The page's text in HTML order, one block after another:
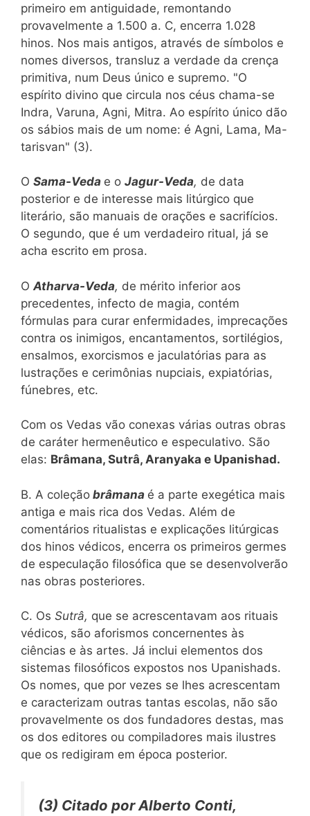
primeiro em antiguidade, remontando
provavelmente a 1.500 a. C, encerra 1.028
hinos. Nos mais antigos, através de símbolos e
nomes diversos, transluz a verdade da crença
primitiva, num Deus único e supremo. "O
espírito divino que circula nos céus chama-se
Indra, Varuna, Agni, Mitra. Ao espírito único dão
os sábios mais de um nome: é Agni, Lama, Ma-
tarisvan" (3).
O Sama-Veda e o Jagur-Veda, de data
posterior e de interesse mais litúrgico que
literário, são manuais de orações e sacrifícios.
O segundo, que é um verdadeiro ritual, já se
acha escrito em prosa.
O Atharva-Veda, de mérito inferior aos
precedentes, infecto de magia, contém
fórmulas para curar enfermidades, imprecações
contra os inimigos, encantamentos, sortilégios,
ensalmos, exorcismos e jaculatórias para as
lustrações e cerimônias nupciais, expiatórias,
fúnebres, etc.
Com os Vedas vão conexas várias outras obras
de caráter hermenêutico e especulativo. São
elas: Brâmana, Sutrâ, Aranyaka e Upanishad.
B. A coleção brâmana é a parte exegética mais
antiga e mais rica dos Vedas. Além de
comentários ritualistas e explicações litúrgicas
dos hinos védicos, encerra os primeiros germes
de especulação filosófica que se desenvolverão
nas obras posteriores.
C. Os Sutrâ, que se acrescentavam aos rituais
védicos, são aforismos concernentes às
ciências e às artes. Já inclui elementos dos
sistemas filosóficos expostos nos Upanishads.
Os nomes, que por vezes se lhes acrescentam
e caracterizam outras tantas escolas, não são
provavelmente os dos fundadores destas, mas
os dos editores ou compiladores mais ilustres
que os redigiram em época posterior.
(3) Citado porAlberto Conti,